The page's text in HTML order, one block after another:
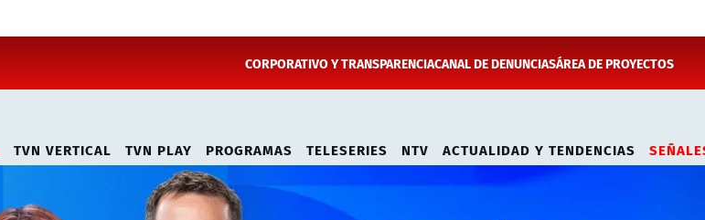
CORPORATIVO Y TRANSPARENCIACANAL DE DENUNCIASÁREA DE PROYECTOS
TVN VERTICAL TVN PLAY PROGRAMAS TELESERIES NTV ACTUALIDAD Y TENDENCIAS